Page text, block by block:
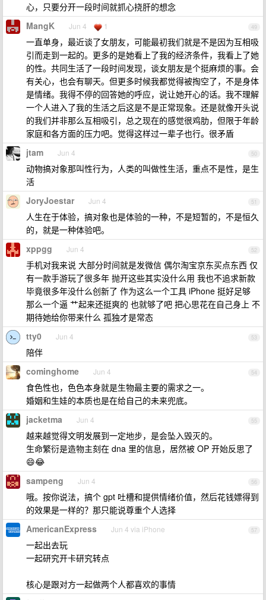
心，只要分开一段时间就抓心挠肝的想念
49
MangK Jun 4 1
一直单身，最近谈了女朋友，可能最初我们就是不是因为互相吸
引而走到一起的。更多的是她看上了我的经济条件，我看上了她
的性。共同生活了一段时间发现，谈女朋友是个挺麻烦的事。会
有关心，也会有聊天。但更多时候我都觉得被掏空了，不是身体
是情绪。我得不停的回答她的呼应，说让她开心的话。我不理解
一个人进入了我的生活之后这是不是正常现象。还是就像开头说
的我们并非那么互相吸引，总之现在的感觉很鸡肋，但限于年龄
家庭和各方面的压力吧。觉得这样过一辈子也行。很矛盾
50
jtam Jun 4
动物搞对象那叫性行为，人类的叫做性生活，重点不是性，是生
活
51
JoryJoestar Jun 4
人生在于体验，搞对象也是体验的一种，不是短暂的，不是恒久
的，就是一种体验吧。
52
xppgg Jun 4
手机对我来说 大部分时间就是发微信 偶尔淘宝京东买点东西 仅
有一款手游玩了很多年 抛开这些其实没什么用 我也不追求新款
毕竟很多年没什么创新了 作为这么一个工具 iPhone 挺好足够
那么一个逼 艹起来还挺爽的 也就够了吧 把心思花在自己身上 不
期待她给你带来什么 孤独才是常态
53
tty0 Jun 4
陪伴
54
cominghome Jun 4
食色性也，色色本身就是生物最主要的需求之一。
婚姻和生娃的本质也是在给自己的未来兜底。
55
jacketma Jun 4
越来越觉得文明发展到一定地步，是会坠入毁灭的。
生命繁衍是造物主刻在 dna 里的信息，居然被 OP 开始反思了
😄😂
56
sampeng Jun 4
哦。按你说法，搞个 gpt 吐槽和提供情绪价值，然后花钱嫖得到
的效果是一样的？那只能说尊重个人选择
57
AmericanExpress Jun 4 via iPhone
一起出去玩
一起研究开卡研究转点
核心是跟对方一起做两个人都喜欢的事情